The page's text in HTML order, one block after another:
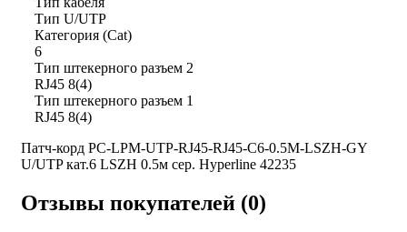
Тип U/UTP
Категория (Cat)
6
Тип штекерного разъем 2
RJ45 8(4)
Тип штекерного разъем 1
RJ45 8(4)
Патч-корд PC-LPM-UTP-RJ45-RJ45-C6-0.5M-LSZH-GY
U/UTP кат.6 LSZH 0.5м сер. Hyperline 42235
Отзывы покупателей (0)